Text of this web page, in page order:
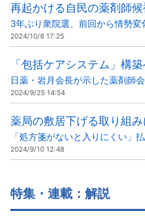
再起かける自民の薬剤師
3年ぶり衆院選、前回から情勢変
2024/10/8 17:25
「包括ケアシステム」構
日薬・岩月会長が示した薬剤師
2024/9/25 14:54
薬局の敷居下げる取り組
「処方箋がないと入りにくい」
2024/9/10 12:48
特集・連載：解説